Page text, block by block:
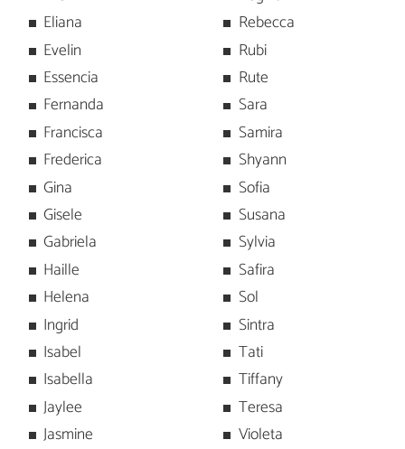
Eliana
Evelin
Essencia
Fernanda
Francisca
Frederica
Gina
Gisele
Gabriela
Haille
Helena
Ingrid
Isabel
Isabella
Jaylee
Jasmine
Rebecca
Rubi
Rute
Sara
Samira
Shyann
Sofia
Susana
Sylvia
Safira
Sol
Sintra
Tati
Tiffany
Teresa
Violeta